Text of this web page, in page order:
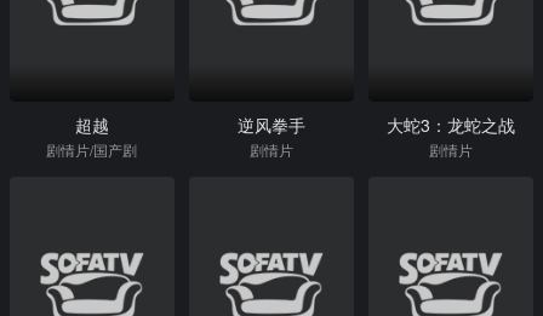
超越
剧情片/国产剧
逆风拳手
剧情片
大蛇3：龙蛇之战
剧情片